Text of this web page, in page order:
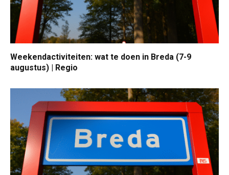
Weekendactiviteiten: wat te doen in Breda (7-9
augustus) | Regio